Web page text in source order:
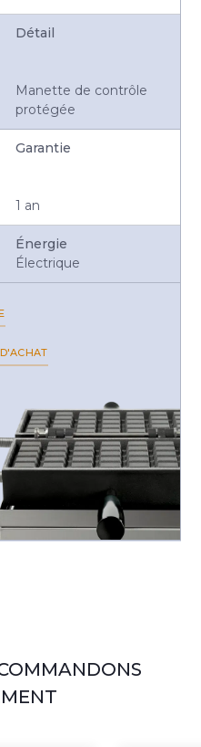
Détail
Manette de contrôle
protégée
Garantie
1 an
Énergie
Électrique